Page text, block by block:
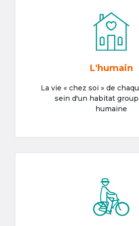
L'humain
La vie « chez soi » de
sein d'un habitat
humaine